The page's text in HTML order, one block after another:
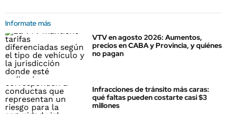
Informate más
VTV en agosto 2026: Aumentos,
precios en CABA y Provincia, y quiénes
no pagan
Infracciones de tránsito más caras:
qué faltas pueden costarte casi $3
millones